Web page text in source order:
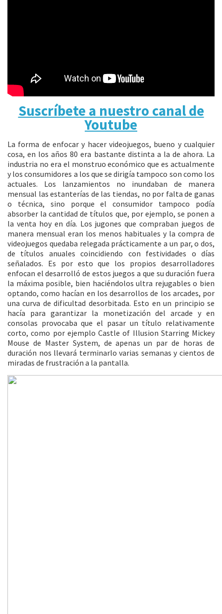
Suscríbete a nuestro canal de
Youtube
La forma de enfocar y hacer videojuegos, bueno y cualquier
cosa, en los años 80 era bastante distinta a la de ahora. La
industria no era el monstruo económico que es actualmente
y los consumidores a los que se dirigía tampoco son como los
actuales. Los lanzamientos no inundaban de manera
mensual las estanterías de las tiendas, no por falta de ganas
o técnica, sino porque el consumidor tampoco podía
absorber la cantidad de títulos que, por ejemplo, se ponen a
la venta hoy en día. Los jugones que compraban juegos de
manera mensual eran los menos habituales y la compra de
videojuegos quedaba relegada prácticamente a un par, o dos,
de títulos anuales coincidiendo con festividades o días
señalados. Es por esto que los propios desarrolladores
enfocan el desarrolló de estos juegos a que su duración fuera
la máxima posible, bien haciéndolos ultra rejugables o bien
optando, como hacían en los desarrollos de los arcades, por
una curva de dificultad desorbitada. Esto en un principio se
hacía para garantizar la monetización del arcade y en
consolas provocaba que el pasar un título relativamente
corto, como por ejemplo Castle of Illusion Starring Mickey
Mouse de Master System, de apenas un par de horas de
duración nos llevará terminarlo varias semanas y cientos de
miradas de frustración a la pantalla.